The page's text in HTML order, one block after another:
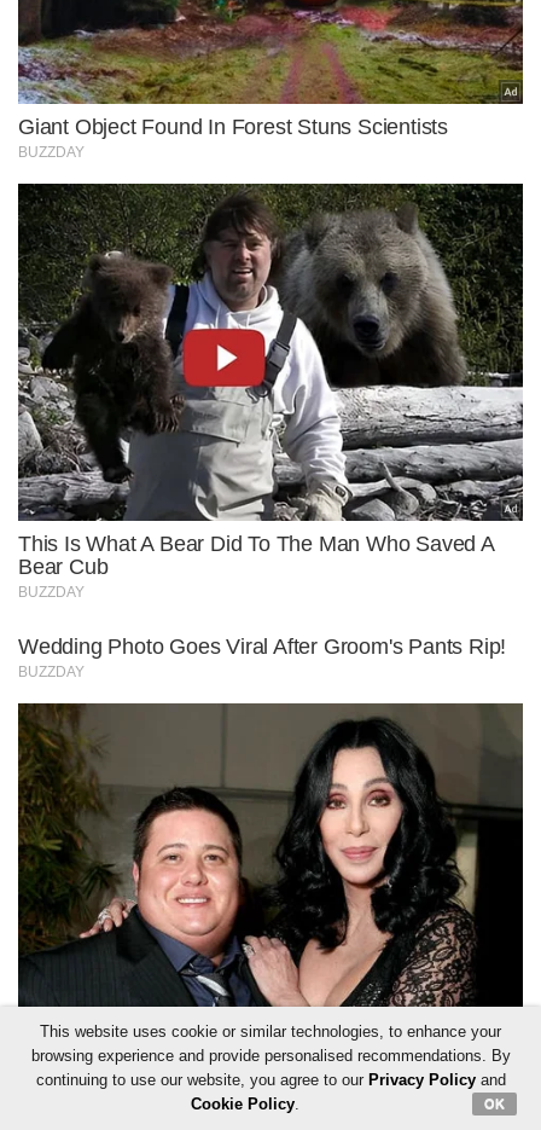
This website uses cookie or similar technologies, to enhance your
browsing experience and provide personalised recommendations. By
continuing to use our website, you agree to our Privacy Policyand
Cookie Policy. OK